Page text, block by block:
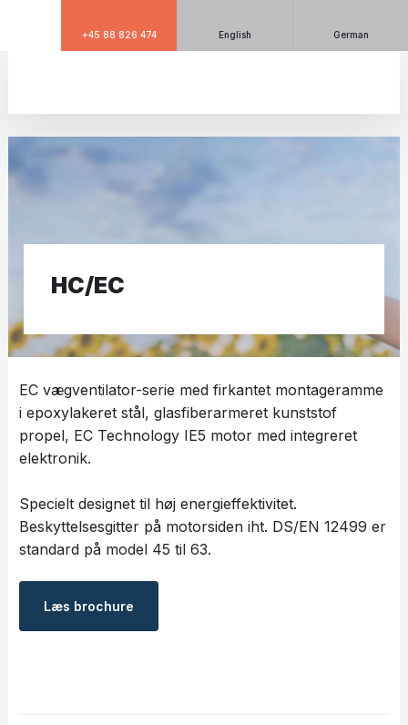
+45 88 826 474 English German
​HC/EC
EC vægventilator-serie med firkantet montageramme
i epoxylakeret stål, glasfiberarmeret kunststof
propel, EC Technology IE5 motor med integreret
elektronik.
Specielt designet til høj energieffektivitet.
Beskyttelsesgitter på motorsiden iht. DS/EN 12499 er
standard på model 45 til 63.
Læs ​brochure